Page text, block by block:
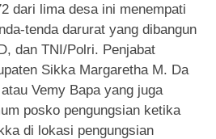
dari lima desa ini menempati
tenda darurat yang dibangun
dan TNI/Polri. Penjabat
Sikka Margaretha M. Da
Vemy Bapa yang juga
posko pengungsian ketika
di lokasi pengungsian